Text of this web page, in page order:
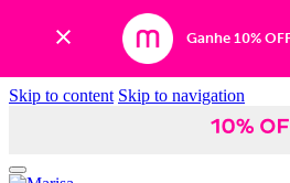
Ganhe 10%
Skip to content Skip to navigation